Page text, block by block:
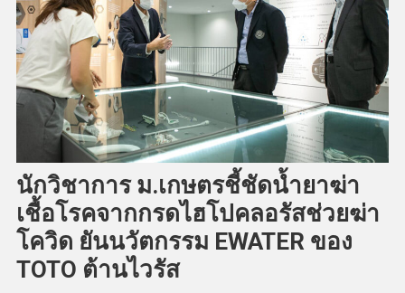
นักวิชาการ ม.เกษตรชี้ชัดน้ำยาฆ่า
เชื้อโรคจากกรดไฮโปคลอรัสช่วยฆ่า
โควิด ยันนวัตกรรม EWATER ของ
TOTO ต้านไวรัส